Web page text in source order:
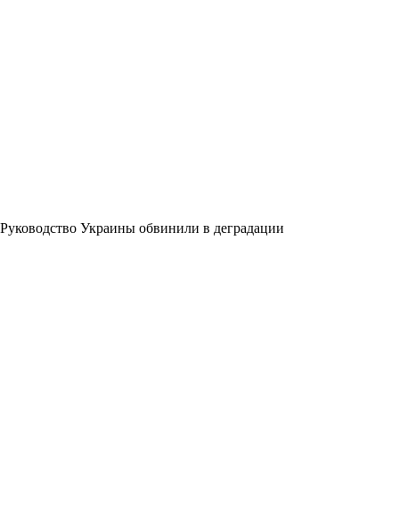
Руководство Украины обвинили в деградации